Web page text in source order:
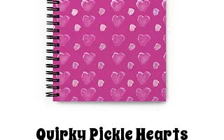
Quirky Pickle Hearts